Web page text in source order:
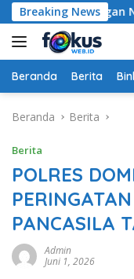
Langsung
ke
konten
Breaking News
Pangan Nasional
Beranda Berita
Beranda Berita
Berita
POLRES
PANCASILA
Admin
Juni 1, 2026